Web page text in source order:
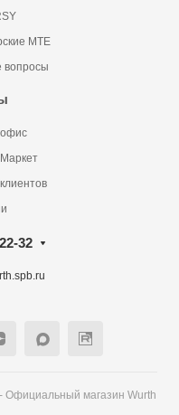
MTE
вопросы
32
магазин Wurth